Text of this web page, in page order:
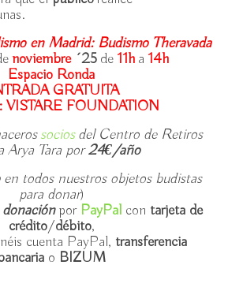
en Madrid: Budismo Theravada
noviembre ´25 de 11h a 14h
Espacio Ronda
GRATUITA
VISTARE FOUNDATION
sociosdel Centro de Retiros
Arya Tara por24€/año
en todos nuestros objetos budistas
para donar)
donación por PayPalcon tarjeta de
crédito/débito,
cuenta PayPal, transferencia
o BIZUM